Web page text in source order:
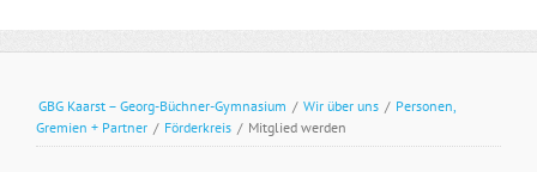
GBG Kaarst – Georg-Büchner-Gymnasium / Wir über uns / Personen,
Gremien + Partner / Förderkreis / Mitglied werden